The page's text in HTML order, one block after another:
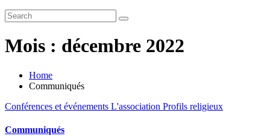
Mois : décembre 2022
Home
Communiqués
Conférences et événements L'association Profils religieux
Communiqués